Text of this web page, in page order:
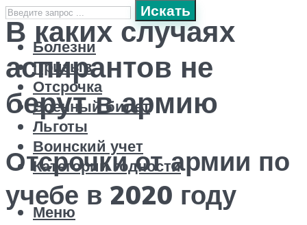
Искать
Болезни
Призыв
Отсрочка
Военный билет
Льготы
Воинский учет
Категории годности
Меню
В каких случаях
аспирантов не
берут в армию
Отсрочки от армии по
учебе в 2020 году